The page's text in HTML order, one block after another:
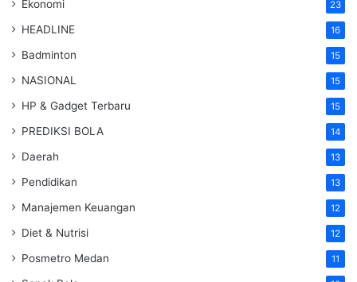
Ekonomi 23
HEADLINE 16
Badminton 15
NASIONAL 15
HP & Gadget Terbaru 15
PREDIKSI BOLA 14
Daerah 13
Pendidikan 13
Manajemen Keuangan 12
Diet & Nutrisi 12
Posmetro Medan 11